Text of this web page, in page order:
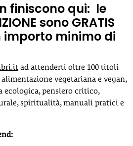
finiscono qui: le
sono GRATIS
importo minimo di
ad attenderti oltre 100 titoli
vegetariana e vegan,
ecologica, pensiero critico,
spiritualità, manuali pratici e